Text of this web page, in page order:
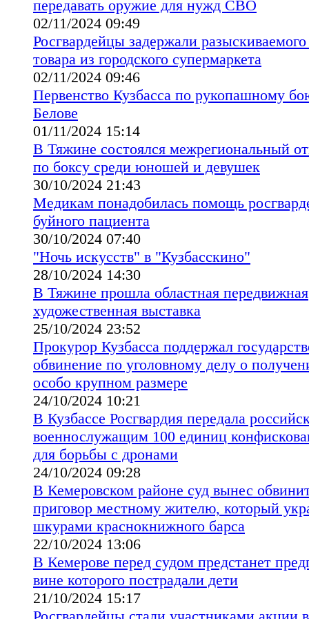
передавать оружие для нужд СВО
02/11/2024 09:49
Росгвардейцы задержали
товара из городского супермаркета
02/11/2024 09:46
Первенство Кузбасса по рукопашному
Белове
01/11/2024 15:14
В Тяжине состоялся межрегиональный
по боксу среди юношей и девушек
30/10/2024 21:43
Медикам понадобилась помощь
буйного пациента
30/10/2024 07:40
"Ночь искусств" в "Кузбасскино"
28/10/2024 14:30
В Тяжине прошла областная передвижная
художественная выставка
25/10/2024 23:52
Прокурор Кузбасса поддержал
обвинение по уголовному делу о
особо крупном размере
24/10/2024 10:21
В Кузбассе Росгвардия передала
военнослужащим 100 единиц
для борьбы с дронами
24/10/2024 09:28
В Кемеровском районе суд вынес
приговор местному жителю, который
шкурами краснокнижного барса
22/10/2024 13:06
В Кемерове перед судом предстанет
вине которого пострадали дети
21/10/2024 15:17